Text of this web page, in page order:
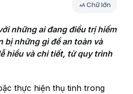
Chữ lớn
những ai đang điều trị hiếm
bị những gì để an toàn và
hiểu và chi tiết, từ quy trình
thực hiện thụ tinh trong